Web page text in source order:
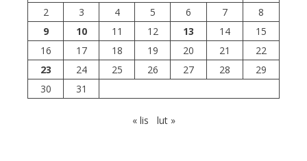
2
3 4 5 6 7
8
9
10 11 12 13 14
15
16
17 18 19 20 21
22
23
24 25 26 27 28
29
30
31
« lis lut »